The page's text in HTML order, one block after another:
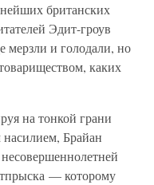
британских
Эдит-гроув
мерзли и голодали, но
каких
на тонкой грани
Брайан
— которому